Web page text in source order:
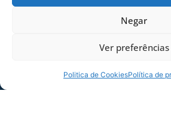
Negar
Ver preferências
Politica de CookiesPolítica de